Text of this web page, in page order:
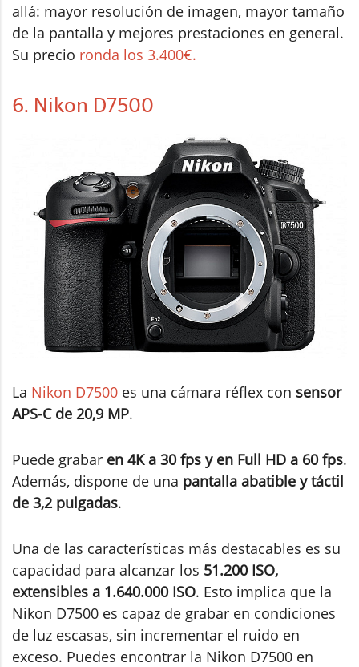
allá: mayor resolución de imagen, mayor tamaño
de la pantalla y mejores prestaciones en general.
Su precio ronda los 3.400€.
6. Nikon D7500
La Nikon D7500 es una cámara réflex con sensor
APS-C de 20,9 MP.
Puede grabar en 4K a 30 fps y en Full HD a 60 fps.
Además, dispone de una pantalla abatible y táctil
de 3,2 pulgadas.
Una de las características más destacables es su
capacidad para alcanzar los 51.200 ISO,
extensibles a 1.640.000 ISO. Esto implica que la
Nikon D7500 es capaz de grabar en condiciones
de luz escasas, sin incrementar el ruido en
exceso. Puedes encontrar la Nikon D7500 en